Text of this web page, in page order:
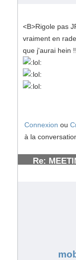
<B>Rigole pas
vraiment en
que j'aurai hein
Connexion ou
à la
Re: